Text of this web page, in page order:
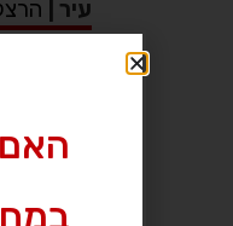
עיר